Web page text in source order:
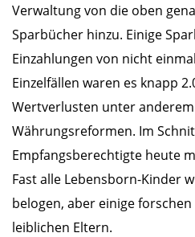
Verwaltung von die oben
Sparbücher hinzu. Einige
Einzahlungen von nicht
Einzelfällen waren es knapp
Wertverlusten unter
Währungsreformen. Im
Empfangsberechtigte heute
Fast alle Lebensborn-Kinder
belogen, aber einige
leiblichen Eltern.